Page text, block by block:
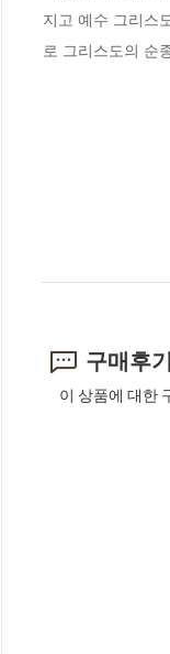
지고 예수 그리스
로 그리스도의 순
구매후기
이 상품에 대한